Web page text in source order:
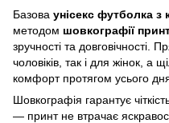
Базова унісекс футболка
методом шовкографії
зручності та довговічності.
чоловіків, так і для жінок, а
комфорт протягом усього
Шовкографія гарантує
— принт не втрачає